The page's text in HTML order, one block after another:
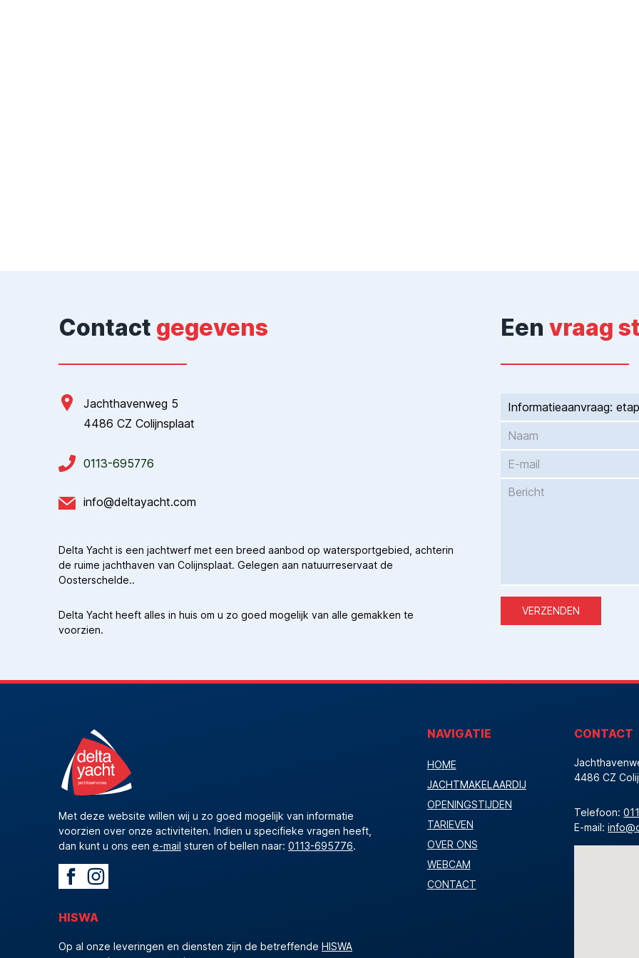
Contact gegevens
Jachthavenweg 5
4486 CZ Colijnsplaat
0113-695776
info@deltayacht.com
Delta Yacht is een jachtwerf met een breed aanbod op watersportgebied, achterin
de ruime jachthaven van Colijnsplaat. Gelegen aan natuurreservaat de
Oosterschelde..
Delta Yacht heeft alles in huis om u zo goed mogelijk van alle gemakken te
voorzien.
Een vraag
VERZENDEN
Met deze website willen wij u zo goed mogelijk van informatie
voorzien over onze activiteiten. Indien u specifieke vragen heeft,
dan kunt u ons een e-mail sturen of bellen naar: 0113-695776.
HISWA
Op al onze leveringen en diensten zijn de betreffende HISWA
NAVIGATIE
HOME
JACHTMAKELAARDIJ
OPENINGSTIJDEN
TARIEVEN
OVER ONS
WEBCAM
CONTACT
CONTACT
4486 CZ
Telefoon:
E-mail: